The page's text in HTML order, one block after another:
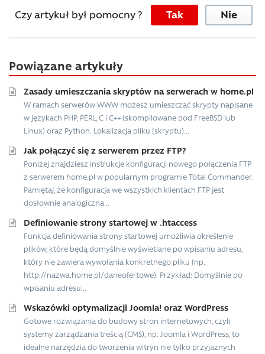
Czy artykuł był pomocny ? Tak Nie
Powiązane artykuły
Zasady umieszczania skryptów na serwerach w home.pl
W ramach serwerów WWW możesz umieszczać skrypty napisane
w językach PHP, PERL, C i C++ (skompilowane pod FreeBSD lub
Linux) oraz Python. Lokalizacja pliku (skryptu)...
Jak połączyć się z serwerem przez FTP?
Poniżej znajdziesz instrukcje konfiguracji nowego połączenia FTP
z serwerem home.pl w popularnym programie Total Commander.
Pamiętaj, że konfiguracja we wszystkich klientach FTP jest
dosłownie analogiczna...
Definiowanie strony startowej w .htaccess
Funkcja definiowania strony startowej umożliwia określenie
plików, które będą domyślnie wyświetlane po wpisaniu adresu,
który nie zawiera wywołania konkretnego pliku (np.
http://nazwa.home.pl/daneofertowe). Przykład: Domyślnie po
wpisaniu adresu...
Wskazówki optymalizacji Joomla! oraz WordPress
Gotowe rozwiązania do budowy stron internetowych, czyli
systemy zarządzania treścią (CMS), np. Joomla i WordPress, to
idealne narzędzia do tworzenia witryn nie tylko przyjaznych